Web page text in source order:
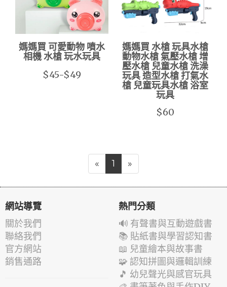
媽媽買 可愛動物 噴水
相機 水槍 玩水玩具
$45-$49
媽媽買 水槍 玩具水槍
動物水槍 氣壓水槍 增
壓水槍 兒童水槍 洗澡
玩具 造型水槍 打氣水
槍 兒童玩具水槍 浴室
玩具
$60
« 1 »
網站導覽
關於我們
聯絡我們
官方網站
銷售通路
熱門分類
🔊 有聲書與互動遊戲書
📚 貼紙書與學習認知書
📖 兒童繪本與故事書
🧩 認知拼圖與邏輯訓練
🎵 幼兒聲光與感官玩具